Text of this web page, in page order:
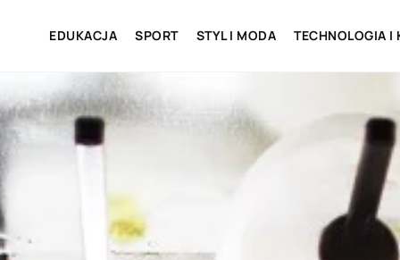
EDUKACJA SPORT STYL I MODA TECHNOLOGIA I